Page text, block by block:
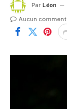
Par Léon
Aucun